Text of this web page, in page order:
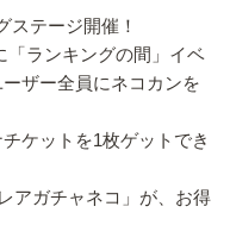
ステージ開催！
ランキングの間」イベ
ザー全員にネコカンを
ケットを1枚ゲットでき
アガチャネコ」が、お得